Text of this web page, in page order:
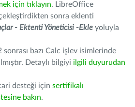
için tıklayın. LibreOffice
sonra eklenti
- Ektenti Yöneticisi -Ekle yoluyla
bazı Calc işlev isimlerinde
Detaylı bilgiyi ilgili duyurudan
desteği için sertifikalı
bakın.